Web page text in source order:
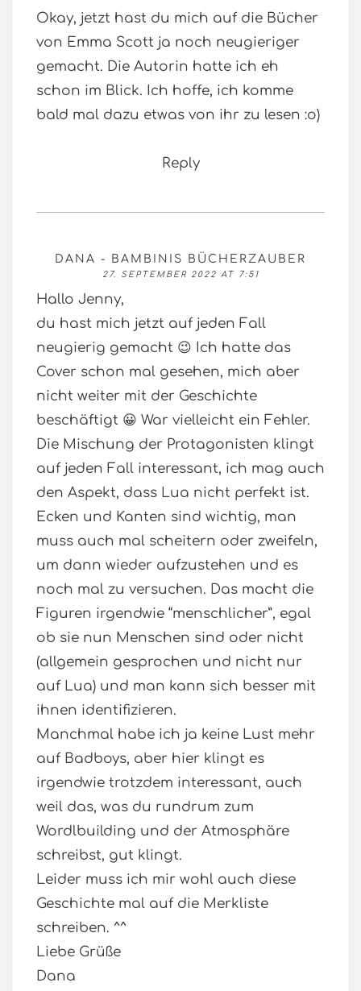
Okay, jetzt hast du mich auf die Bücher
von Emma Scott ja noch neugieriger
gemacht. Die Autorin hatte ich eh
schon im Blick. Ich hoffe, ich komme
bald mal dazu etwas von ihr zu lesen :o)
Reply
DANA - BAMBINIS BÜCHERZAUBER
27. SEPTEMBER 2022 AT 7:51
Hallo Jenny,
du hast mich jetzt auf jeden Fall
neugierig gemacht 😉 Ich hatte das
Cover schon mal gesehen, mich aber
nicht weiter mit der Geschichte
beschäftigt 😀 War vielleicht ein Fehler.
Die Mischung der Protagonisten klingt
auf jeden Fall interessant, ich mag auch
den Aspekt, dass Lua nicht perfekt ist.
Ecken und Kanten sind wichtig, man
muss auch mal scheitern oder zweifeln,
um dann wieder aufzustehen und es
noch mal zu versuchen. Das macht die
Figuren irgendwie “menschlicher”, egal
ob sie nun Menschen sind oder nicht
(allgemein gesprochen und nicht nur
auf Lua) und man kann sich besser mit
ihnen identifizieren.
Manchmal habe ich ja keine Lust mehr
auf Badboys, aber hier klingt es
irgendwie trotzdem interessant, auch
weil das, was du rundrum zum
Wordlbuilding und der Atmosphäre
schreibst, gut klingt.
Leider muss ich mir wohl auch diese
Geschichte mal auf die Merkliste
schreiben. ^^
Liebe Grüße
Dana